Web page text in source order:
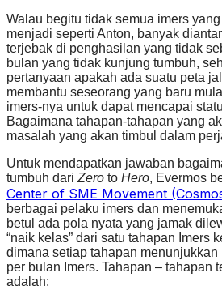
Walau begitu tidak semua imers
menjadi seperti Anton, banyak
terjebak di penghasilan yang tidak
bulan yang tidak kunjung tumbuh,
pertanyaan apakah ada suatu peta
membantu seseorang yang baru
imers-nya untuk dapat mencapai
Bagaimana tahapan-tahapan yang
masalah yang akan timbul dalam
Untuk mendapatkan jawaban
tumbuh dari Zero to Hero, Evermos
Center of SME Movement
berbagai pelaku imers dan
betul ada pola nyata yang jamak
“naik kelas” dari satu tahapan Imers
dimana setiap tahapan
per bulan Imers. Tahapan – tahapan
adalah: